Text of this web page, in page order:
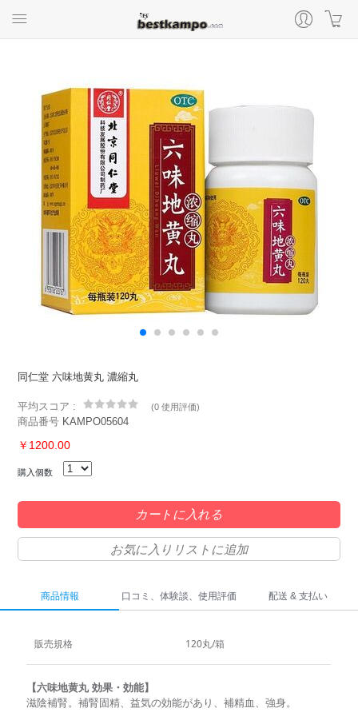
同仁堂 六味地黄丸 濃縮丸
平均スコア : (0 使用評価)
商品番号 KAMPO05604
￥1200.00
購入個数
カートに入れる
お気に入りリストに追加
商品情報 口コミ、体験談、使用評価 配送 & 支払い
販売規格 120丸/箱
【六味地黄丸 効果・効能】
滋陰補腎。補腎固精、益気の効能があり、補精血、強身。